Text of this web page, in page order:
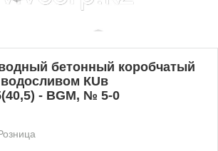
бетонный коробчатый
КUв
- BGМ, № 5-0